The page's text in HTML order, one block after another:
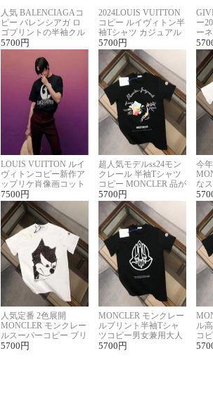
人気 BALENCIAGAコ
ピー バレンシアガ ロ
ゴプリントの半袖クル
ーネックTシャツ
5700 円
2024LOUIS VUITTON
コピー ルイヴィトン半
袖Tシャツ カジュアル
に馴染む 2色展開
5700 円
ー
ー
ー
LOUIS VUITTON ルイ
ヴィトンコピー新作ア
ップリケ肖像画コット
ンニット半袖Tシャツ
7500 円
超人気モデルss24モン
クレール 半袖Tシャツ
コピー MONCLER 品が
良く見た目
5700 円
今
な
ル
人気定番 2色展開
MONCLER モンクレー
ルスーパーコピー プリ
ント半袖Tシャツ
5700 円
MONCLER モンクレー
ルプリント半袖Tシャ
ツコピー男女兼用大人
可愛い春夏コーデ
5700 円
ル
コ
ィ